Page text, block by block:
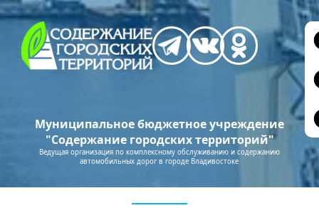
Муниципальное бюджетное учреждение
"Содержание городских территорий"
Ведущая организация по комплексному обслуживанию и содержанию
автомобильных дорог в городе Владивостоке